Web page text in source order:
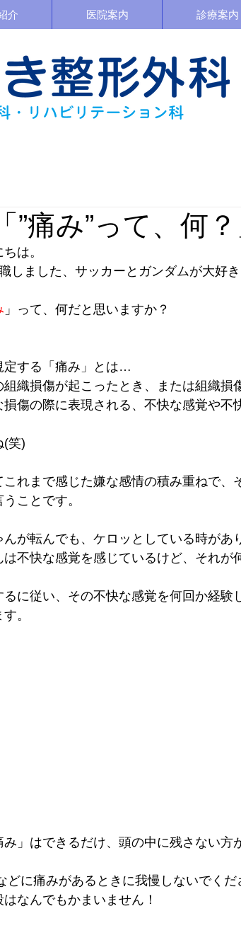
介 医院案内 診療案
”痛み”って、何？
は。
しました、サッカーとガンダムが大好
」って、何だと思いますか？
定する「痛み」とは…
組織損傷が起こったとき、または組織
傷の際に表現される、不快な感覚や不
(笑)
れまで感じた嫌な感情の積み重ねで、
ことです。
が転んでも、ケロッとしている時があ
は不快な感覚を感じているけど、それが
に従い、その不快な感覚を何回か経験
。
」はできるだけ、頭の中に残さない方
どに痛みがあるときに我慢しないでくだ
なんでもかまいません！